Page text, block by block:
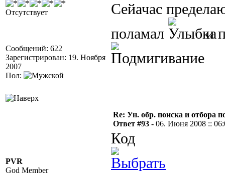
Отсутствует
Сообщений: 622
Зарегистрирован: 19. Ноября
2007
Пол:
Сейачас
поламал
и
PVR
God Member
Re: Ун. обр. поиска и отбора
Ответ #93 - 06. Июня 2008 ::
Код